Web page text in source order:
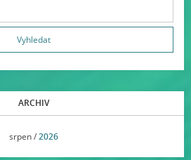
ARCHIV
srpen /2026